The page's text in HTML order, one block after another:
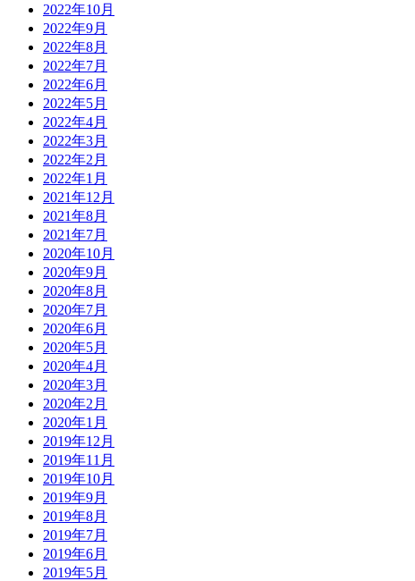
2022年10月
2022年9月
2022年8月
2022年7月
2022年6月
2022年5月
2022年4月
2022年3月
2022年2月
2022年1月
2021年12月
2021年8月
2021年7月
2020年10月
2020年9月
2020年8月
2020年7月
2020年6月
2020年5月
2020年4月
2020年3月
2020年2月
2020年1月
2019年12月
2019年11月
2019年10月
2019年9月
2019年8月
2019年7月
2019年6月
2019年5月